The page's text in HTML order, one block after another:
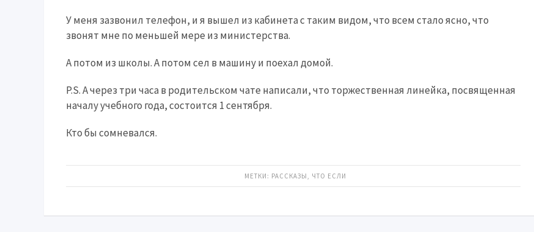
У меня зазвонил телефон, и я вышел из кабинета с таким видом, что всем стало ясно, что
звонят мне по меньшей мере из министерства.
А потом из школы. А потом сел в машину и поехал домой.
P.S. А через три часа в родительском чате написали, что торжественная линейка, посвященная
началу учебного года, состоится 1 сентября.
Кто бы сомневался.
МЕТКИ: РАССКАЗЫ , ЧТО ЕСЛИ